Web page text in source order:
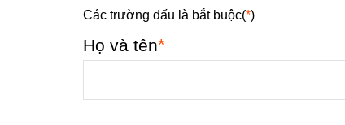
Các trường dấu là bắt buộc(*)
Họ và tên*